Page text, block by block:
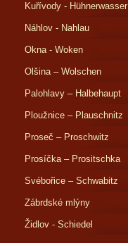
Kuřívody - Hühnerwasser
Náhlov - Nahlau
Okna - Woken
Olšina – Wolschen
Palohlavy – Halbehaupt
Ploužnice – Plauschnitz
Proseč – Proschwitz
Prosíčka – Prositschka
Svébořice – Schwabitz
Zábrdské mlýny
Židlov - Schiedel